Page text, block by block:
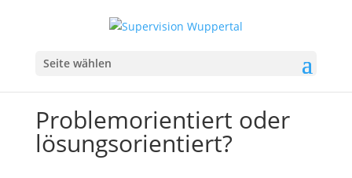
Seite wählen
Problemorientiert oder
lösungsorientiert?